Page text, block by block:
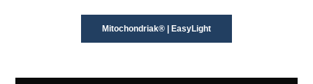
Mitochondriak® | EasyLight